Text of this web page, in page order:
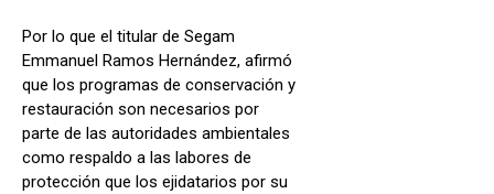
Por lo que el titular de Segam
Emmanuel Ramos Hernández, afirmó
que los programas de conservación y
restauración son necesarios por
parte de las autoridades ambientales
como respaldo a las labores de
protección que los ejidatarios por su